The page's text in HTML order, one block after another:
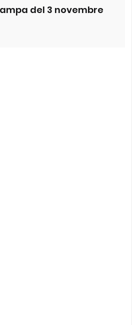
del 3 novembre